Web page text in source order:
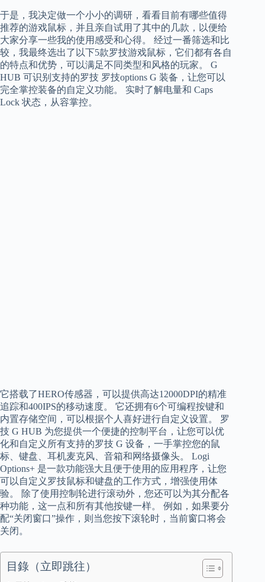
于是，我决定做一个小小的调研，看看目前有哪些值得
推荐的游戏鼠标，并且亲自试用了其中的几款，以便给
大家分享一些我的使用感受和心得。 经过一番筛选和比
较，我最终选出了以下5款罗技游戏鼠标，它们都有各自
的特点和优势，可以满足不同类型和风格的玩家。 G
HUB 可识别支持的罗技 罗技options G 装备，让您可以
完全掌控装备的自定义功能。 实时了解电量和 Caps
Lock 状态，从容掌控。
它搭载了HERO传感器，可以提供高达12000DPI的精准
追踪和400IPS的移动速度。 它还拥有6个可编程按键和
内置存储空间，可以根据个人喜好进行自定义设置。 罗
技 G HUB 为您提供一个便捷的控制平台，让您可以优
化和自定义所有支持的罗技 G 设备，一手掌控您的鼠
标、键盘、耳机麦克风、音箱和网络摄像头。 Logi
Options+ 是一款功能强大且便于使用的应用程序，让您
可以自定义罗技鼠标和键盘的工作方式，增强使用体
验。 除了使用控制轮进行滚动外，您还可以为其分配各
种功能，这一点和所有其他按键一样。 例如，如果要分
配“关闭窗口”操作，则当您按下滚轮时，当前窗口将会
关闭。
目錄（立即跳往）